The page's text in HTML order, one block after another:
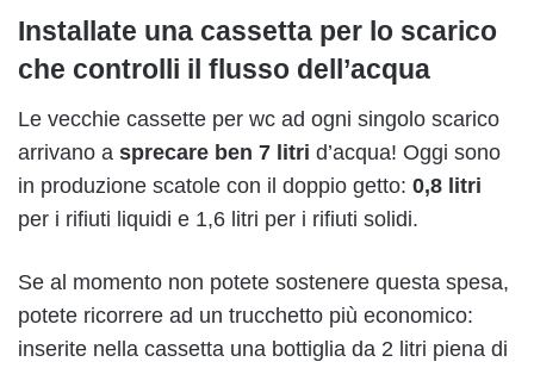
Installate una cassetta per lo scarico
che controlli il flusso dell’acqua
Le vecchie cassette per wc ad ogni singolo scarico
arrivano a sprecare ben 7 litri d’acqua! Oggi sono
in produzione scatole con il doppio getto: 0,8 litri
per i rifiuti liquidi e 1,6 litri per i rifiuti solidi.
Se al momento non potete sostenere questa spesa,
potete ricorrere ad un trucchetto più economico:
inserite nella cassetta una bottiglia da 2 litri piena di